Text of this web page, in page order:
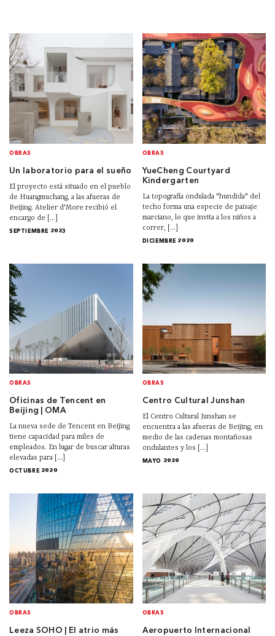
OBRAS
Un laboratorio para el sueño
El proyecto está situado en el pueblo
de Huangmuchang, a las afueras de
Beijing. Atelier d'More recibió el
encargo de [...]
SEPTIEMBRE 2023
OBRAS
YueCheng Courtyard
Kindergarten
La topografía ondulada "hundida" del
techo forma una especie de paisaje
marciano, lo que invita a los niños a
correr, [...]
DICIEMBRE 2020
OBRAS
Oficinas de Tencent en
Beijing | OMA
La nueva sede de Tencent en Beijing
tiene capacidad para miles de
empleados. En lugar de buscar alturas
elevadas para [...]
OCTUBRE 2020
OBRAS
Centro Cultural Junshan
El Centro Cultural Junshan se
encuentra a las afueras de Beijing, en
medio de las cadenas montañosas
ondulantes y los [...]
MAYO 2020
OBRAS
Leeza SOHO | El atrio más
OBRAS
Aeropuerto Internacional